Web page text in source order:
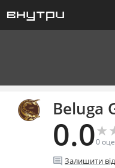
Beluga
0.0★
★
0
comment Залишити